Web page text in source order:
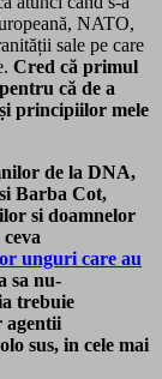
NATO,
sale pe care
Cred că primul
că de a
principiilor mele
de la DNA,
Barba Cot,
si doamnelor
unguri care au
sa nu-
trebuie
agentii
sus, in cele mai